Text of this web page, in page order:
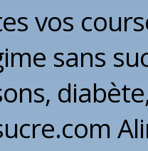
vos
sans